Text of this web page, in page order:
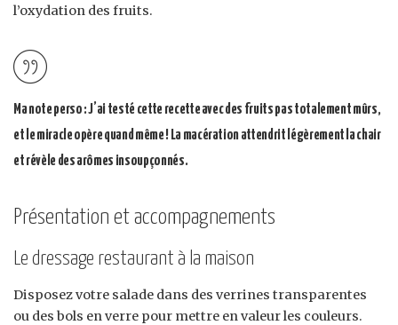
l’oxydation des fruits.
Ma note perso : J’ai testé cette recette avec des fruits pas totalement mûrs,
et le miracle opère quand même ! La macération attendrit légèrement la chair
et révèle des arômes insoupçonnés.
Présentation et accompagnements
Le dressage restaurant à la maison
Disposez votre salade dans des verrines transparentes
ou des bols en verre pour mettre en valeur les couleurs.